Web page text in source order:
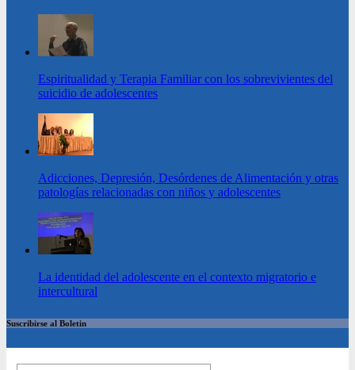
Espiritualidad y Terapia Familiar con los sobrevivientes del
suicidio de adolescentes
Adicciones, Depresión, Desórdenes de Alimentación y otras
patologías relacionadas con niños y adolescentes
La identidad del adolescente en el contexto migratorio e
intercultural
Suscribirse al Boletin